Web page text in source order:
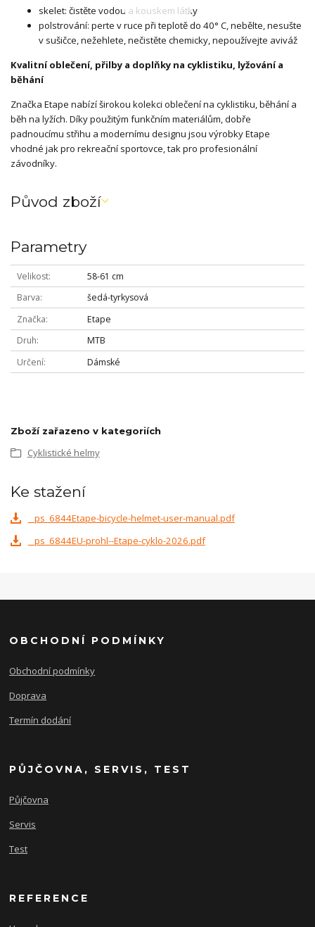
skelet: čistěte vodou a kouskem látky
polstrování: perte v ruce při teplotě do 40° C, nebělte, nesušte
v sušičce, nežehlete, nečistěte chemicky, nepoužívejte aviváž
Kvalitní oblečení, přilby a doplňky na cyklistiku, lyžování a
běhání
Značka Etape nabízí širokou kolekci oblečení na cyklistiku, běhání a
běh na lyžích. Díky použitým funkčním materiálům, dobře
padnoucímu střihu a modernímu designu jsou výrobky Etape
vhodné jak pro rekreační sportovce, tak pro profesionální
závodníky.
Původ zboží
Parametry
Velikost
58-61 cm
Barva
šedá-tyrkysová
Značka
Etape
Druh
MTB
Určení
Dámské
Zboží zařazeno v kategoriích
Cyklistické helmy
Ke stažení
_ps_6844Etape-bicycle-helmet-user-manual.pdf
_ps_6844EU-prohl--Etape-cyklo-2026.pdf
OBCHODNÍ PODMÍNKY
Obchodní podmínky
Doprava
Termín dodání
PŮJČOVNA, SERVIS, TEST
Půjčovna
Servis
Test
REFERENCE